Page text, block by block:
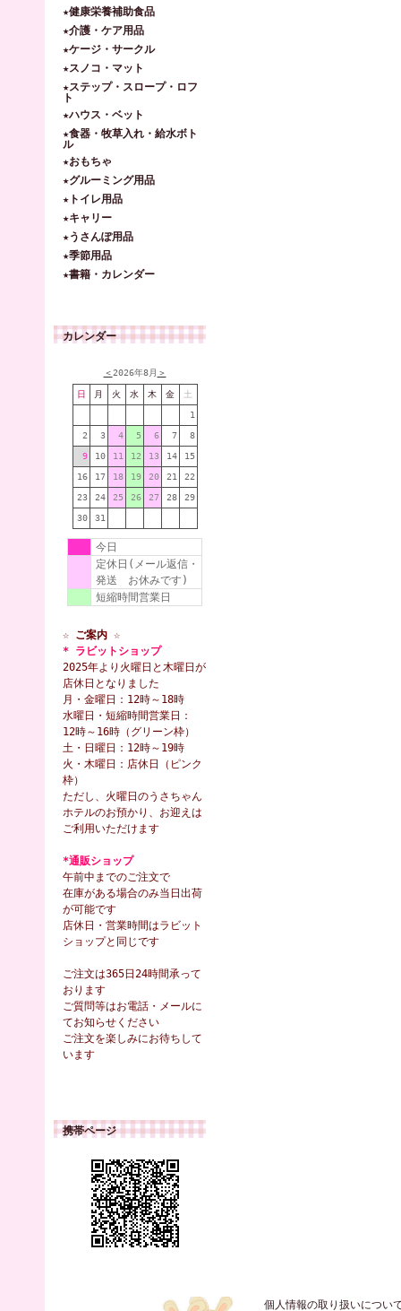
★健康栄養補助食品
★介護・ケア用品
★ケージ・サークル
★スノコ・マット
★ステップ・スロープ・ロフ
ト
★ハウス・ベット
★食器・牧草入れ・給水ボト
ル
★おもちゃ
★グルーミング用品
★トイレ用品
★キャリー
★うさんぽ用品
★季節用品
★書籍・カレンダー
カレンダー
＜2026年8月 ＞
日 月 火 水 木 金 土
1
2 3 4 5 6 7 8
9 10 11 12 13 14 15
16 17 18 19 20 21 22
23 24 25 26 27 28 29
30 31
今日
定休日(メール返信・
発送 お休みです)
短縮時間営業日
☆ ご案内 ☆
* ラビットショップ
2025年より火曜日と木曜日が
店休日となりました
月・金曜日：12時～18時
水曜日・短縮時間営業日：
12時～16時（グリーン枠）
土・日曜日：12時～19時
火・木曜日：店休日（ピンク
枠）
ただし、火曜日のうさちゃん
ホテルのお預かり、お迎えは
ご利用いただけます
*通販ショップ
午前中までのご注文で
在庫がある場合のみ当日出荷
が可能です
店休日・営業時間はラビット
ショップと同じです
ご注文は365日24時間承って
おります
ご質問等はお電話・メールに
てお知らせください
ご注文を楽しみにお待ちして
います
携帯ページ
個人情報の取り扱いについ